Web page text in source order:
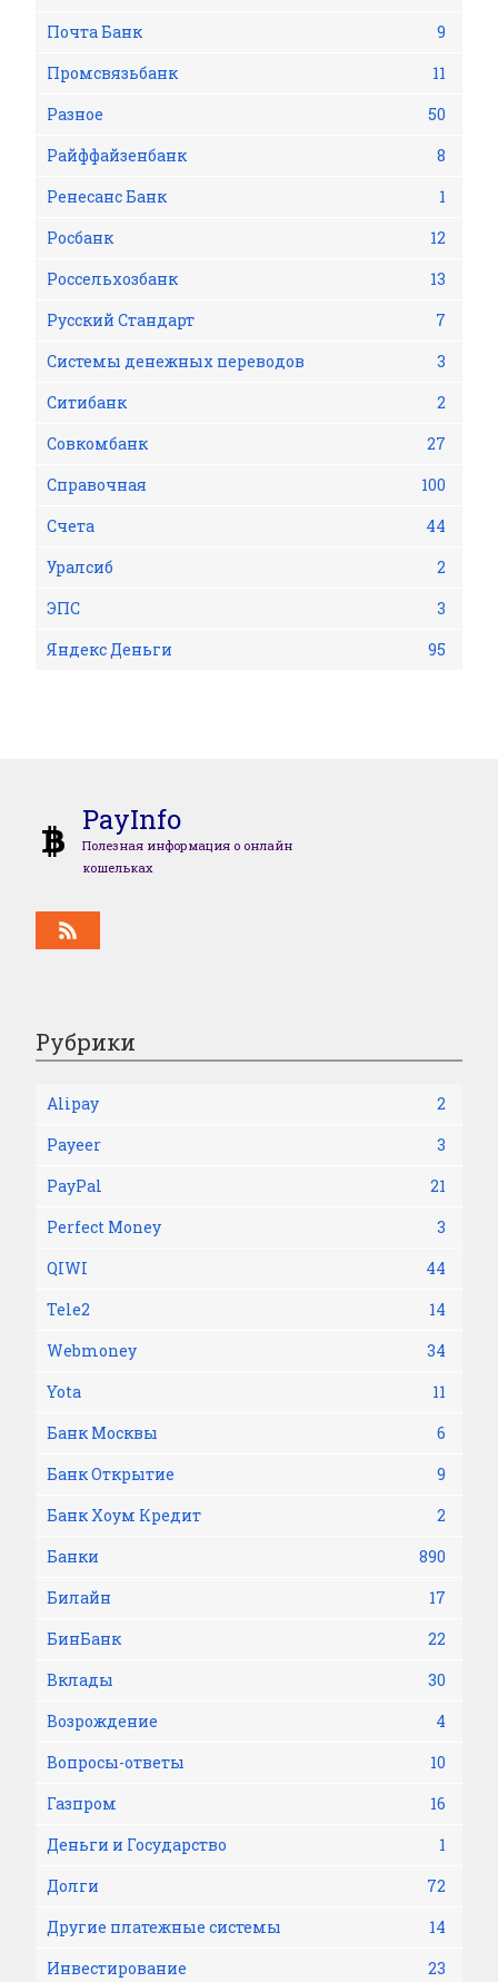
Почта Банк
9
Промсвязьбанк
11
Разное
50
Райффайзенбанк
8
Ренесанс Банк
1
Росбанк
12
Россельхозбанк
13
Русский Стандарт
7
Системы денежных переводов
3
Ситибанк
2
Совкомбанк
27
Справочная
100
Счета
44
Уралсиб
2
ЭПС
3
Яндекс Деньги
95
PayInfo
Полезная информация о онлайн
кошельках
Рубрики
Alipay
2
Payeer
3
PayPal
21
Perfect Money
3
QIWI
44
Tele2
14
Webmoney
34
Yota
11
Банк Москвы
6
Банк Открытие
9
Банк Хоум Кредит
2
Банки
890
Билайн
17
БинБанк
22
Вклады
30
Возрождение
4
Вопросы-ответы
10
Газпром
16
Деньги и Государство
1
Долги
72
Другие платежные системы
14
Инвестирование
23